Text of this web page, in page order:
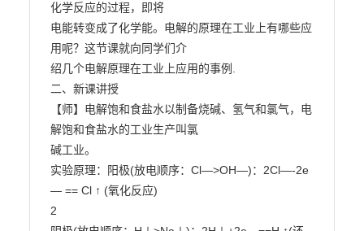
化学反应的过程，即将
电能转变成了化学能。电解的原理在工业上有哪些应
用呢？这节课就向同学们介
绍几个电解原理在工业上应用的事例.
二、新课讲授
【师】电解饱和食盐水以制备烧碱、氢气和氯气，电
解饱和食盐水的工业生产叫氯
碱工业。
实验原理：阳极(放电顺序：Cl―>OH―)：2Cl―-2e
— == Cl ↑ (氧化反应)
2